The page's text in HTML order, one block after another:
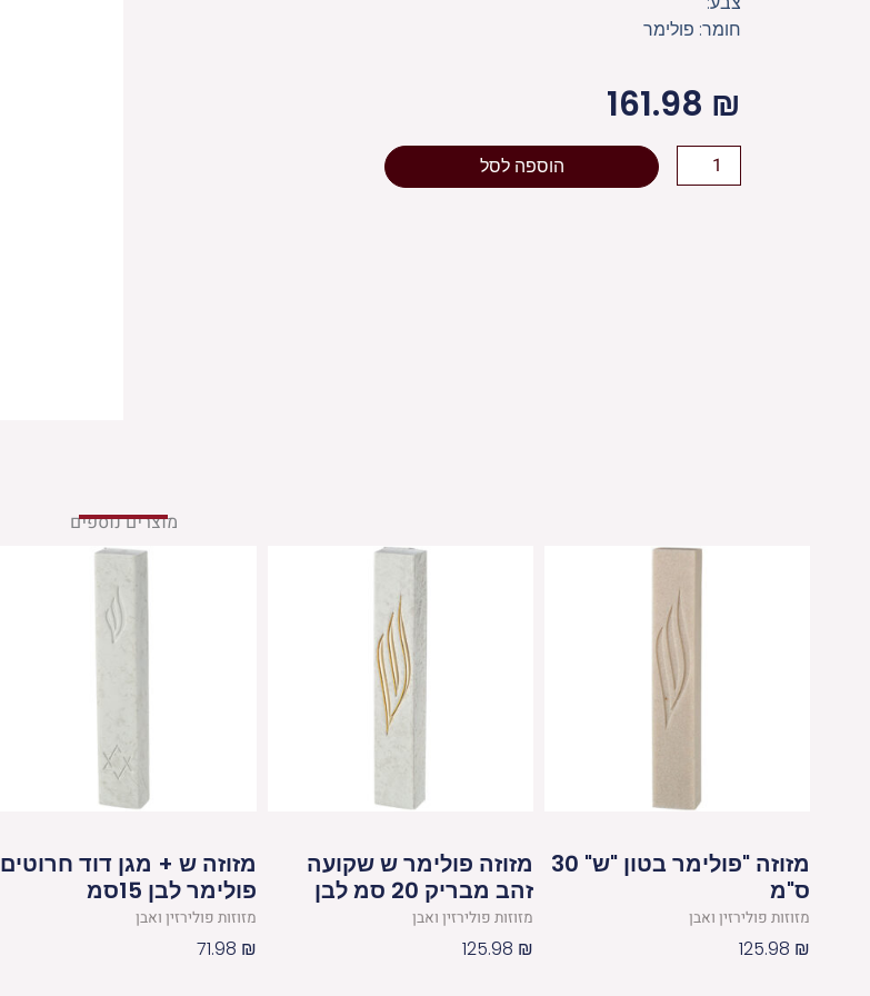
חומר: פולימר
161.98 ₪
כמות
של
הוספה לסל
מוצרים נוספים
מזוזה "פולימר בטון "ש" 30
ס"מ
מזוזות פולירזין ואבן
125.98 ₪
מזוזה פולימר ש שקועה
זהב מבריק 20 סמ לבן
מזוזות פולירזין ואבן
125.98 ₪
מזוזה ש + מגן דוד חרוטים
פולימר לבן 15סמ
מזוזות פולירזין ואבן
71.98 ₪